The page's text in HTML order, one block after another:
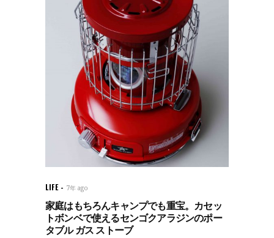
LIFE 7年 ago
家庭はもちろんキャンプでも重宝。カセッ
トボンベで使えるセンゴクアラジンのポー
タブル ガス ストーブ